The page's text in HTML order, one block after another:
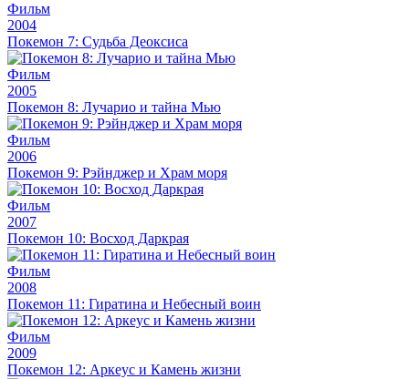
Фильм
2004
Покемон 7: Судьба Деоксиса
Фильм
2005
Покемон 8: Лучарио и тайна Мью
Фильм
2006
Покемон 9: Рэйнджер и Храм моря
Фильм
2007
Покемон 10: Восход Даркрая
Фильм
2008
Покемон 11: Гиратина и Небесный воин
Фильм
2009
Покемон 12: Аркеус и Камень жизни